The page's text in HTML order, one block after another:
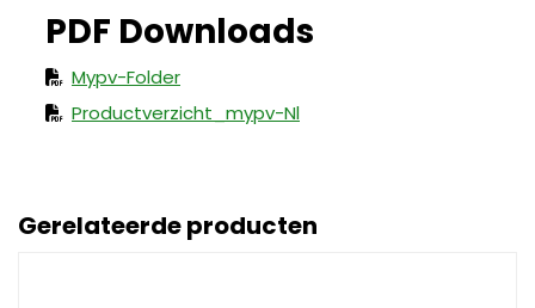
Mypv-Folder
Productverzicht_mypv-Nl
Gerelateerde producten